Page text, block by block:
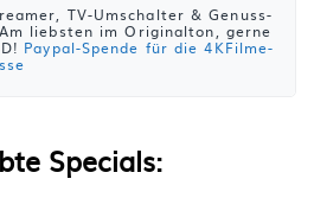
TV-Umschalter & Genuss-
liebsten im Originalton, gerne
Paypal-Spende für die 4KFilme-
Specials: